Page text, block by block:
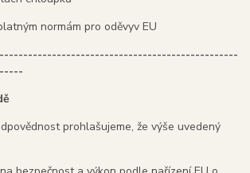
normám pro oděvyv EU
prohlašujeme, že výše uvedený